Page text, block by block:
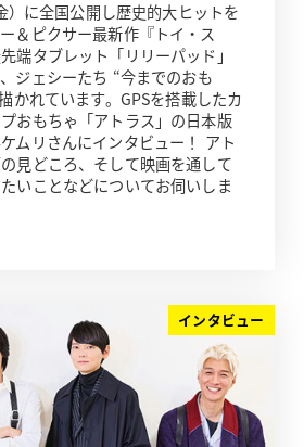
）に全国公開し歴史的大ヒットを
＆ピクサー最新作『トイ・ス
端タブレット「リリーパッド」
ジェシーたち “今までのおも
かれています。GPSを搭載したカ
おもちゃ「アトラス」の日本版
ムリさんにインタビュー！ アト
見どころ、そして映画を通して
いことなどについてお伺いしま
インタビュー